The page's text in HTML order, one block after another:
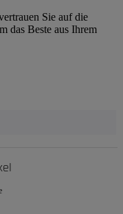
Sie auf die
das Beste aus Ihrem